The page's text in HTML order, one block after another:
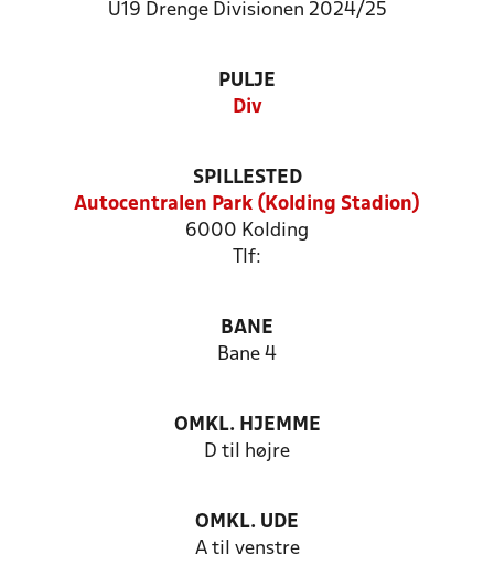
U19 Drenge Divisionen 2024/25
PULJE
Div
SPILLESTED
Autocentralen Park (Kolding Stadion)
6000 Kolding
Tlf:
BANE
Bane 4
OMKL. HJEMME
D til højre
OMKL. UDE
A til venstre